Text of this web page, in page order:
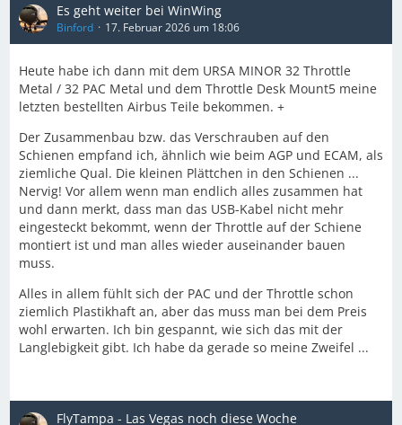
Es geht weiter bei WinWing
Binford 17. Februar 2026 um 18:06
Heute habe ich dann mit dem URSA MINOR 32 Throttle
Metal / 32 PAC Metal und dem Throttle Desk Mount5 meine
letzten bestellten Airbus Teile bekommen. +
Der Zusammenbau bzw. das Verschrauben auf den
Schienen empfand ich, ähnlich wie beim AGP und ECAM, als
ziemliche Qual. Die kleinen Plättchen in den Schienen ...
Nervig! Vor allem wenn man endlich alles zusammen hat
und dann merkt, dass man das USB-Kabel nicht mehr
eingesteckt bekommt, wenn der Throttle auf der Schiene
montiert ist und man alles wieder auseinander bauen
muss.
Alles in allem fühlt sich der PAC und der Throttle schon
ziemlich Plastikhaft an, aber das muss man bei dem Preis
wohl erwarten. Ich bin gespannt, wie sich das mit der
Langlebigkeit gibt. Ich habe da gerade so meine Zweifel ...
FlyTampa - Las Vegas noch diese Woche